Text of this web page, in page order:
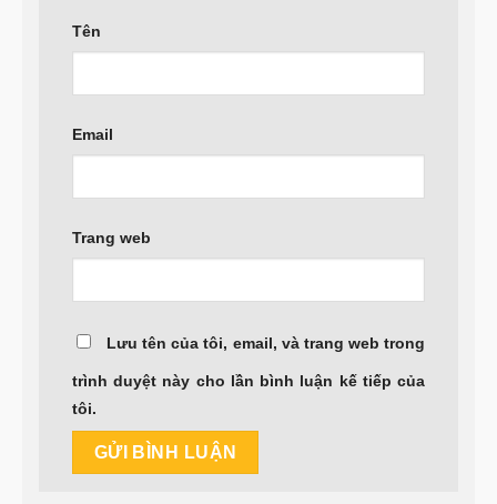
Tên
Email
Trang web
Lưu tên của tôi, email, và trang web trong
trình duyệt này cho lần bình luận kế tiếp của
tôi.